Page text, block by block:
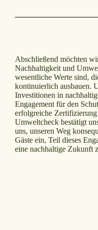
Abschließend möchten
Nachhaltigkeit und
wesentliche Werte sind,
kontinuierlich ausbauen.
Investitionen in
Engagement für den
erfolgreiche
Umweltcheck bestätigt
uns, unseren Weg
Gäste ein, Teil dieses
eine nachhaltige Zukunft